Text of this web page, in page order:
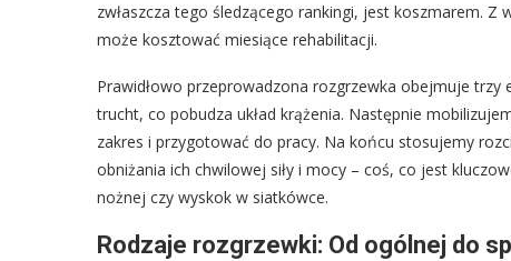
zwłaszcza tego śledzącego rankingi, jest koszmarem. Z
może kosztować miesiące rehabilitacji.
Prawidłowo przeprowadzona rozgrzewka obejmuje
trucht, co pobudza układ krążenia. Następnie
zakres i przygotować do pracy. Na końcu stosujemy
obniżania ich chwilowej siły i mocy – coś, co jest
nożnej czy wyskok w siatkówce.
Rodzaje rozgrzewki: Od ogólnej do